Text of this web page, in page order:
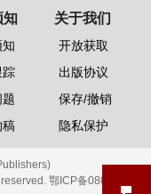
知
踪
稿
关于我们
开放获取
出版协议
保存/撤销
隐私保护
鄂ICP备08006613